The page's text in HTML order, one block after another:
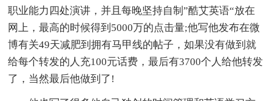
职业能力四处演讲，并且每晚坚持自制”酷艾英语“放在
网上，最高的时候得到5000万的点击量;他写他发布在微
博有关49天减肥到拥有马甲线的帖子，如果没有做到就
给每个转发的人充100元话费，最后有3700个人给他转发
了，当然最后他做到了!